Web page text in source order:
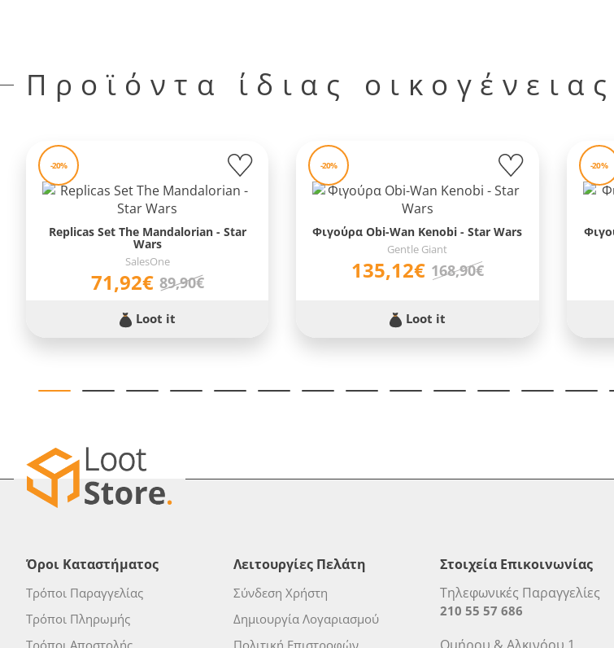
Προϊόντα ίδιας οικογένειας
-20%
Replicas Set The Mandalorian - Star
Wars
SalesOne
71,92€ 89,90€
Loot it
-20%
Φιγούρα Obi-Wan Kenobi - Star Wars
Gentle Giant
135,12€ 168,90€
Loot it
-20%
Όροι Καταστήματος
Τρόποι Παραγγελίας
Τρόποι Πληρωμής
Τρόποι Αποστολής
Λειτουργίες Πελάτη
Σύνδεση Χρήστη
Δημιουργία Λογαριασμού
Πολιτική Επιστροφών
Στοιχεία Επικοινωνίας
Τηλεφωνικές Παραγγελίες
210 55 57 686